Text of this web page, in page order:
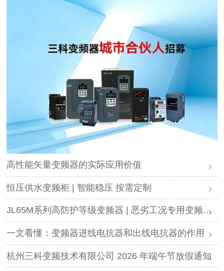
高性能矢量变频器的实际应用价值
恒压供水变频柜 | 智能稳压 按需定制
JL65M系列高防护等级变频器 | 恶劣工况专用变频解决方案
一文看懂：变频器进线电抗器和出线电抗器的作用
杭州三科变频技术有限公司 2026 年端午节放假通知